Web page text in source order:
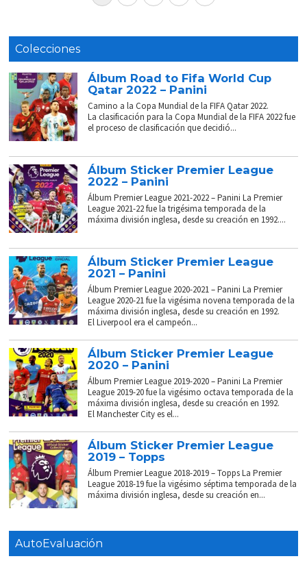
Colecciones
Álbum Road to Fifa World Cup
Qatar 2022 – Panini
Camino a la Copa Mundial de la FIFA Qatar 2022.
La clasificación para la Copa Mundial de la FIFA 2022 fue
el proceso de clasificación que decidió...
Álbum Sticker Premier League
2022 – Panini
Álbum Premier League 2021-2022 – Panini La Premier
League 2021-22 fue la trigésima temporada de la
máxima división inglesa, desde su creación en 1992....
Álbum Sticker Premier League
2021 – Panini
Álbum Premier League 2020-2021 – Panini La Premier
League 2020-21 fue la vigésima novena temporada de la
máxima división inglesa, desde su creación en 1992.
El Liverpool era el campeón...
Álbum Sticker Premier League
2020 – Panini
Álbum Premier League 2019-2020 – Panini La Premier
League 2019-20 fue la vigésimo octava temporada de la
máxima división inglesa, desde su creación en 1992.
El Manchester City es el...
Álbum Sticker Premier League
2019 – Topps
Álbum Premier League 2018-2019 – Topps La Premier
League 2018-19 fue la vigésimo séptima temporada de la
máxima división inglesa, desde su creación en...
AutoEvaluación